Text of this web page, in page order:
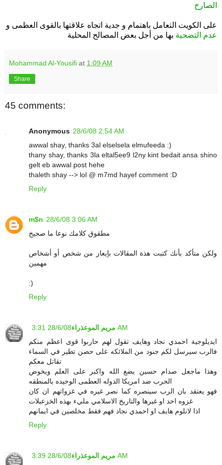
الصارخ
على الكويت التعامل باهتمام و جدية اتجاه علاقتها بالقوى العظمى و
عدم التضحية بها من أجل بعض المصالح المحلية
Mohammad Al-Yousifi at 1:09 AM
Share
45 comments:
Anonymous 28/6/08 2:54 AM
awwal shay, thanks 3al elselsela elmufeeda :)
thany shay, thanks 3la eltal5ee9 l2ny kint bedait ansa shino
gelt eb awwal post hehe
thaleth shay --> lol @ m7md hayef comment :D
Reply
m$n 28/6/08 3:06 AM
مطقوق كلامك نوعا ما صحيح
ولكن متأكد بأنك كتبت هذة المقالات بإيعاز من شخص أو أشخاص
مهمين
:)
Reply
مريم الموعذراء 28/6/08 3:31 AM
ايديلوجية احمدي نجاد وهايف تقول لهم حاربوا قوى اعظم منكم
فالرب سيرسل لكم جنود من الملائكه على حصن تطير في السماء
تقاتل معكم
وهذا ماجعل صدام حسين يضع الله واكبر على العلم ويخوض
الحرب ضد امريكا الدوله العظمى الوحيده بالمنطقه
فهو يعتقد بان الرب سينصره كما نصر غيره في غزواتهم ان كان
غزوه احد او غيرها والتاريخ الاسلامي مليء بهذه الخزعبلات
اذا لانلوم هايف او احمدي نجاد فهم فقط مخلصين في ايمانهم
Reply
مريم الموعذراء 28/6/08 3:39 AM